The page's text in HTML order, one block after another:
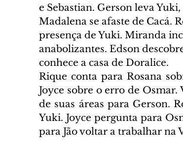
e Sebastian. Gerson leva
Madalena se afaste de Cacá.
presença de Yuki. Miranda
anabolizantes. Edson
conhece a casa de Doralice.
Rique conta para Rosana
Joyce sobre o erro de
de suas áreas para Gerson.
Yuki. Joyce pergunta para
para Jão voltar a trabalhar na